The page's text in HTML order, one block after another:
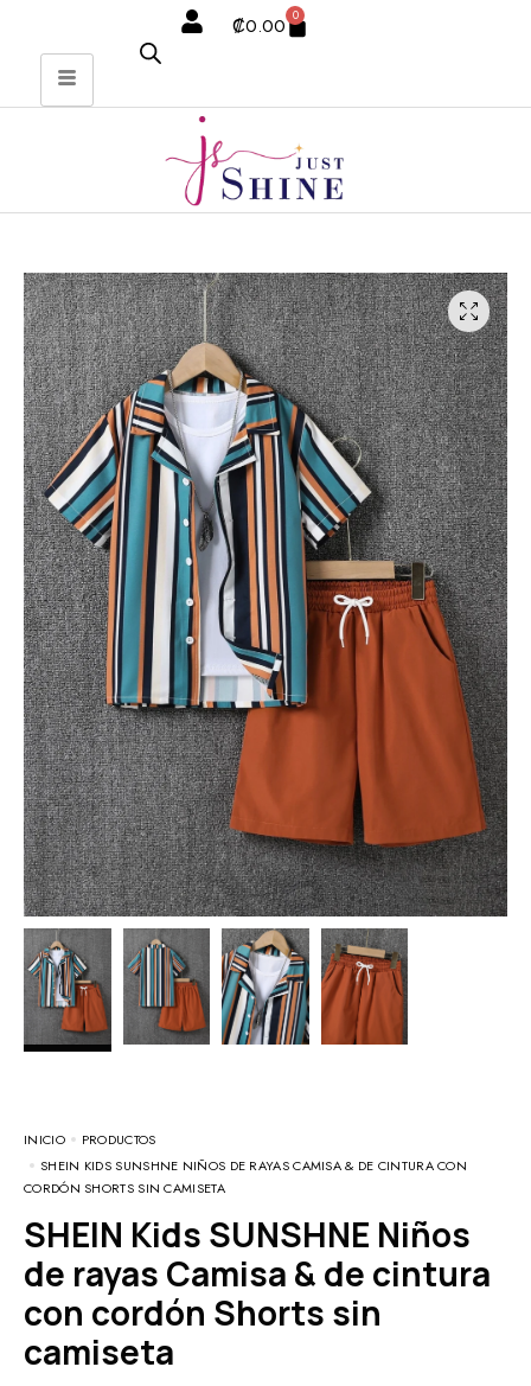
₡0.00 0
INICIO
PRODUCTOS
SHEIN KIDS SUNSHNE NIÑOS DE RAYAS CAMISA & DE CINTURA CON
CORDÓN SHORTS SIN CAMISETA
SHEIN Kids SUNSHNE Niños
de rayas Camisa & de cintura
con cordón Shorts sin
camiseta